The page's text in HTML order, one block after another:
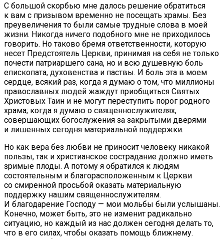
С большой скорбью мне далось решение обратиться
к вам с призывом временно не посещать храмы. Без
преувеличения то были самые трудные слова в моей
жизни. Никогда ничего подобного мне не приходилось
говорить. Но таково бремя ответственности, которую
несет Предстоятель Церкви, принимая на себя не только
почести патриаршего сана, но и всю душевную боль
епископата, духовенства и паствы. И боль эта в моем
сердце, всякий раз, когда я думаю о том, что миллионы
православных людей жаждут приобщиться Святых
Христовых Таин и не могут переступить порог родного
храма; когда я думаю о священнослужителях,
совершающих богослужения за закрытыми дверями
и лишенных сегодня материальной поддержки.
Но как вера без любви не приносит человеку никакой
пользы, так и христианское сострадание должно иметь
зримые плоды. А потому я обратился к людям
состоятельным и благорасположенным к Церкви
со смиренной просьбой оказать материальную
поддержку нашим священнослужителям.
И благодарение Господу — мои мольбы были услышаны.
Конечно, может быть, это не изменит радикально
ситуацию, но каждый из нас должен сегодня делать то,
что в его силах, чтобы оказать помощь ближнему.